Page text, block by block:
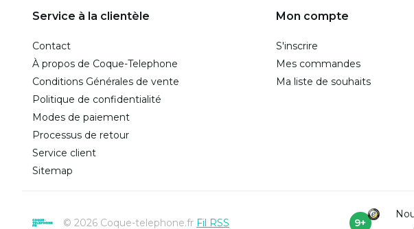
Service à la clientèle
Contact
À propos de Coque-Telephone
Conditions Générales de vente
Politique de confidentialité
Modes de paiement
Processus de retour
Service client
Sitemap
Mon compte
S'inscrire
Mes commandes
Ma liste de souhaits
© 2026 Coque-telephone.fr Fil RSS 9+